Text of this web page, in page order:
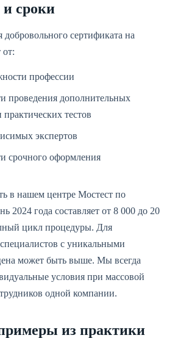
сроки
сертификата на
от:
профессии
проведения дополнительных
тестов
экспертов
срочного оформления
в нашем центре Мостест по
2024 года составляет от 8 000 до 20
цикл процедуры. Для
с уникальными
может быть выше. Мы всегда
условия при массовой
одной компании.
из практики